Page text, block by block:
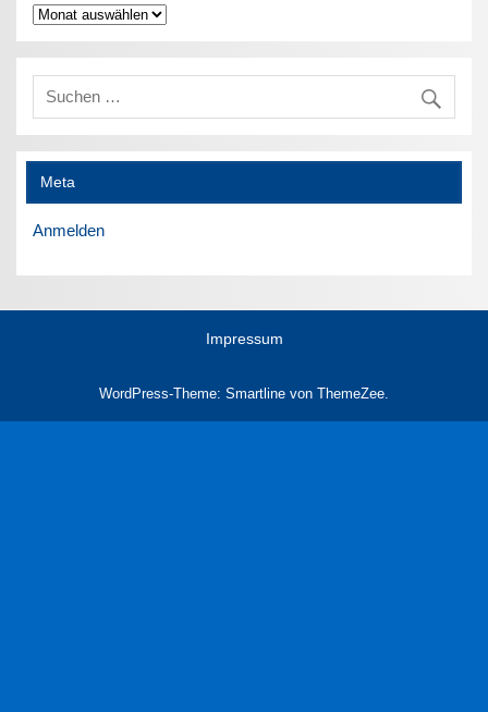
Archiv
Meta
Anmelden
Impressum
WordPress-Theme: Smartline von ThemeZee.